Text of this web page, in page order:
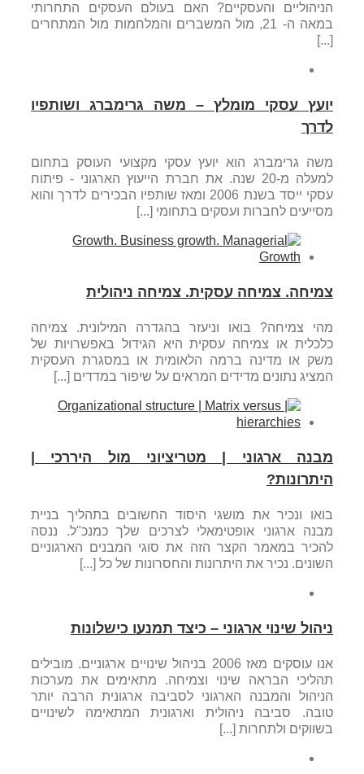
הניהוליים והעסקיים? האם בעולם העסקים התחרותי
במאה ה- 21, מול המשברים והמלחמות מול המתחרים
[...]
יועץ עסקי מומלץ – משה גרימברג ושותפיו
לדרך
משה גרימברג הוא יועץ עסקי מקצועי העוסק בתחום
למעלה מ-20 שנה. את חברת הייעוץ הארגוני - פיתוח
עסקי ייסד בשנת 2006 ומאז שותפיו הבכירים לדרך והוא
מסייעים לחברות ועסקים בתחומי [...]
צמיחה. צמיחה עסקית. צמיחה ניהולית
מהי צמיחה? בואו וניעזר בהגדרה המילונית. צמיחה
כלכלית או צמיחה עסקית היא הגידול באפשרויות של
משק או מדינה ברמה הלאומית או במסגרת העסקית
המציג נתונים מדידים המראים על שיפור במדדים [...]
מבנה ארגוני | מטריציוני מול היררכי |
היתרונות?
בואו ונכיר את מושגי היסוד החשובים בתהליך בניית
מבנה ארגוני אופטימאלי לצרכים שלך כמנכ"ל. ננסה
להכיר במאמר הקצר הזה את סוגי המבנים הארגוניים
השונים. נכיר את היתרונות והחסרונות של כל [...]
ניהול שינוי ארגוני – כיצד תמנעו כישלונות
אנו עוסקים מאז 2006 בניהול שינויים ארגוניים. מובילים
תהליכי הבראה שינוי וצמיחה. מתאימים את מערכות
הניהול והמבנה הארגוני לסביבה ארגונית הרבה יותר
טובה. סביבה ניהולית וארגונית המתאימה לשינויים
בשווקים ולתחרות [...]